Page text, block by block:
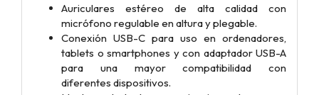
Auriculares estéreo de alta calidad con
micrófono regulable en altura yplegable.
Conexión USB-C para uso en ordenadores,
tablets o smartphones y con adaptador USB-A
para una mayor compatibilidad con
diferentes dispositivos.